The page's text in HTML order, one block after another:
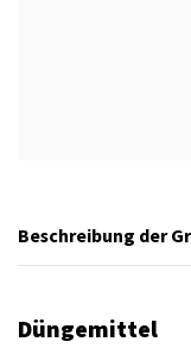
Beschreibung der
Düngemittel